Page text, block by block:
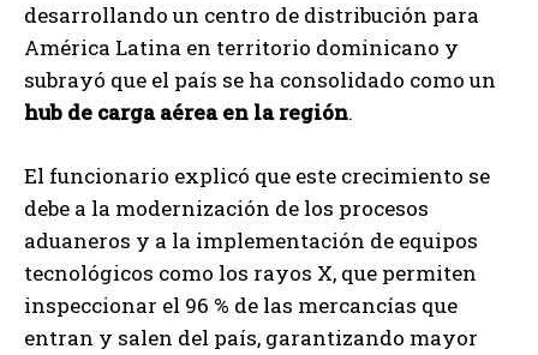
desarrollando un centro de distribución para
América Latina en territorio dominicano y
subrayó que el país se ha consolidado como un
hub de carga aérea en la región.
El funcionario explicó que este crecimiento se
debe a la modernización de los procesos
aduaneros y a la implementación de equipos
tecnológicos como los rayos X, que permiten
inspeccionar el 96 % de las mercancías que
entran y salen del país, garantizando mayor